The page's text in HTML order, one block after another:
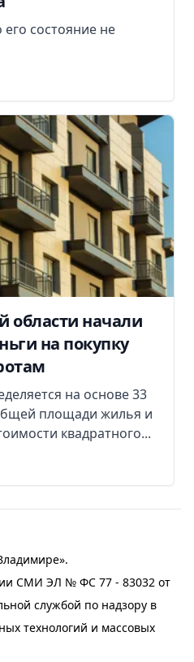
состояние не
области начали
на покупку
на основе 33
площади жилья и
квадратного...
СМИ ЭЛ № ФС 77 - 83032 от
службой по надзору в
технологий и массовых